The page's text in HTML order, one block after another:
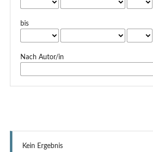
bis
Nach Autor/in
Kein Ergebnis